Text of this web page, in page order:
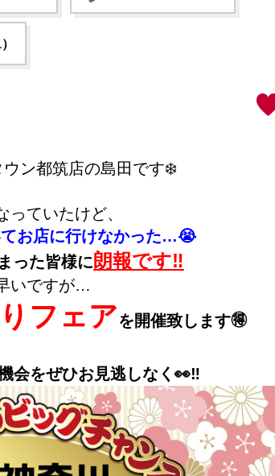
ン都筑店の島田です❄️
っていたけど、
お店に行けなかった…😭
った皆様に朗報です‼️
いですが…
フェアを開催致します🉐
会をぜひお見逃しなく👀‼️